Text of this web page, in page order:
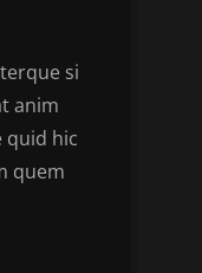
si
anim
quid hic
quem